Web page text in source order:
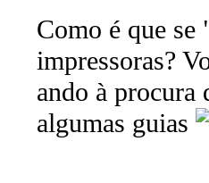
Como é que se
impressoras?
ando à procura
algumas guias